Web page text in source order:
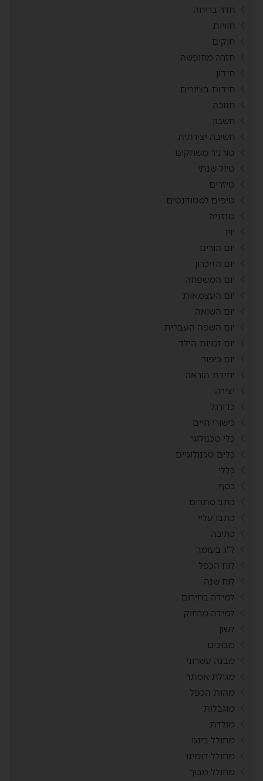
חדר בריחה
חוויות
חוקים
חזרה מחופשה
חידון
חידות בציורים
חנוכה
חשבון
חשיבה יצירתית
טורניר משחקים
טיול שנתי
טיזרים
טיפים לסטודנטים
טנזניה
יויו
יום הורים
יום הזיכרון
יום המשפחה
יום העצמאות
יום השואה
יום השפה העברית
יום זכויות הילד
יום כיפור
יחידת הוראה
יצירה
כדורגל
כישורי חיים
כלי טכנולוגי
כלים טכנולוגיים
כללי
כסף
כתב סתרים
כתבו עליי
כתיבה
ל"ג בעומר
לוח הכפל
לוח שנה
למידה בחירום
למידה מרחוק
לשון
מבוכים
מבנה עשרוני
מגילת אסתר
מהות הכפל
מוגבלות
מולדת
מחולל בינגו
מחולל דומינו
מחולל מבוך